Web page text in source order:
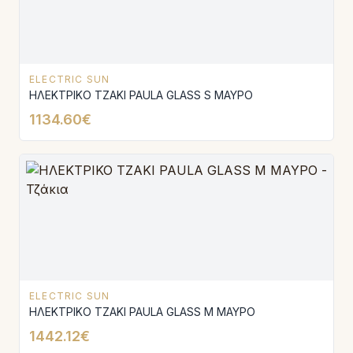
ELECTRIC SUN
ΗΛΕΚΤΡΙΚΟ ΤΖΑΚΙ PAULA GLASS S ΜΑΥΡΟ
1134.60€
ELECTRIC SUN
ΗΛΕΚΤΡΙΚΟ ΤΖΑΚΙ PAULA GLASS Μ ΜΑΥΡΟ
1442.12€